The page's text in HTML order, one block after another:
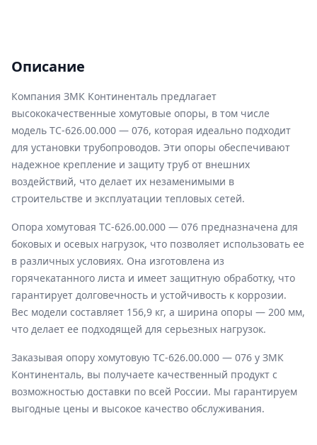
Описание
Компания ЗМК Континенталь предлагает
высококачественные хомутовые опоры, в том числе
модель ТС-626.00.000 — 076, которая идеально подходит
для установки трубопроводов. Эти опоры обеспечивают
надежное крепление и защиту труб от внешних
воздействий, что делает их незаменимыми в
строительстве и эксплуатации тепловых сетей.
Опора хомутовая ТС-626.00.000 — 076 предназначена для
боковых и осевых нагрузок, что позволяет использовать ее
в различных условиях. Она изготовлена из
горячекатанного листа и имеет защитную обработку, что
гарантирует долговечность и устойчивость к коррозии.
Вес модели составляет 156,9 кг, а ширина опоры — 200 мм,
что делает ее подходящей для серьезных нагрузок.
Заказывая опору хомутовую ТС-626.00.000 — 076 у ЗМК
Континенталь, вы получаете качественный продукт с
возможностью доставки по всей России. Мы гарантируем
выгодные цены и высокое качество обслуживания.